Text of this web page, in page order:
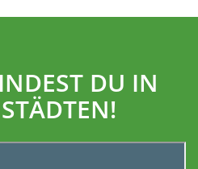
DU IN